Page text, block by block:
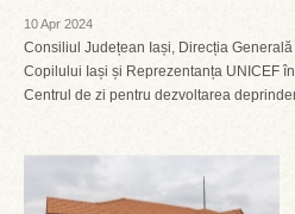
10 Apr 2024
Consiliul Județean Iași, Direcția
Copilului Iași și Reprezentanța UNICEF
Centrul de zi pentru dezvoltarea